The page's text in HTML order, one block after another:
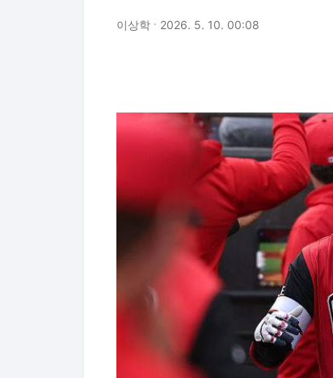
이상학 2026. 5. 10. 00:08